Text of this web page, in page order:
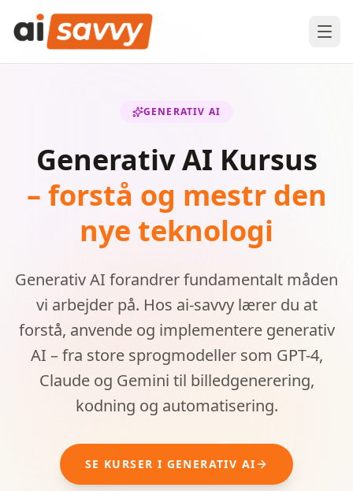
GENERATIV AI
Generativ AI Kursus
– forstå og mestr den
nye teknologi
Generativ AI forandrer fundamentalt måden
vi arbejder på. Hos ai-savvy lærer du at
forstå, anvende og implementere generativ
AI – fra store sprogmodeller som GPT-4,
Claude og Gemini til billedgenerering,
kodning og automatisering.
SE KURSER I GENERATIV AI